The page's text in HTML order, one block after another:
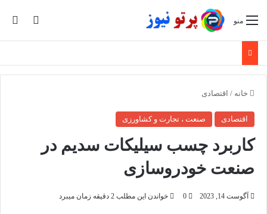
تغییر منو
خانه / اقتصادی
اقتصادی صنعت ، تجارت و کشاورزی
کاربرد چسب سیلیکات سدیم در
صنعت خودروسازی
آگوست 14, 2023 0 خواندن این مطلب 2 دقیقه زمان میبرد